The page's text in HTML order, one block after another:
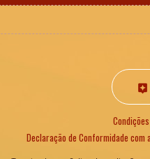
Declaração de Conformidade com